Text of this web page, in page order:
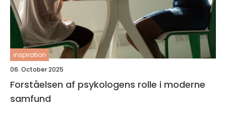
inspiration
06. October 2025
Forståelsen af psykologens rolle i moderne
samfund